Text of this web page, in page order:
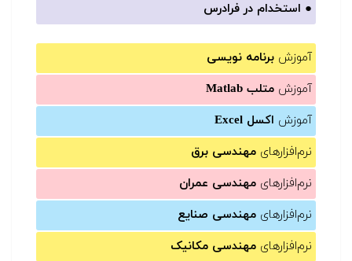
● استخدام در فرادرس
آموزش برنامه نویسی
آموزش متلب Matlab
آموزش اکسل Excel
نرم‌افزارهای مهندسی برق
نرم‌افزارهای مهندسی عمران
نرم‌افزارهای مهندسی صنایع
نرم‌افزارهای مهندسی مکانیک